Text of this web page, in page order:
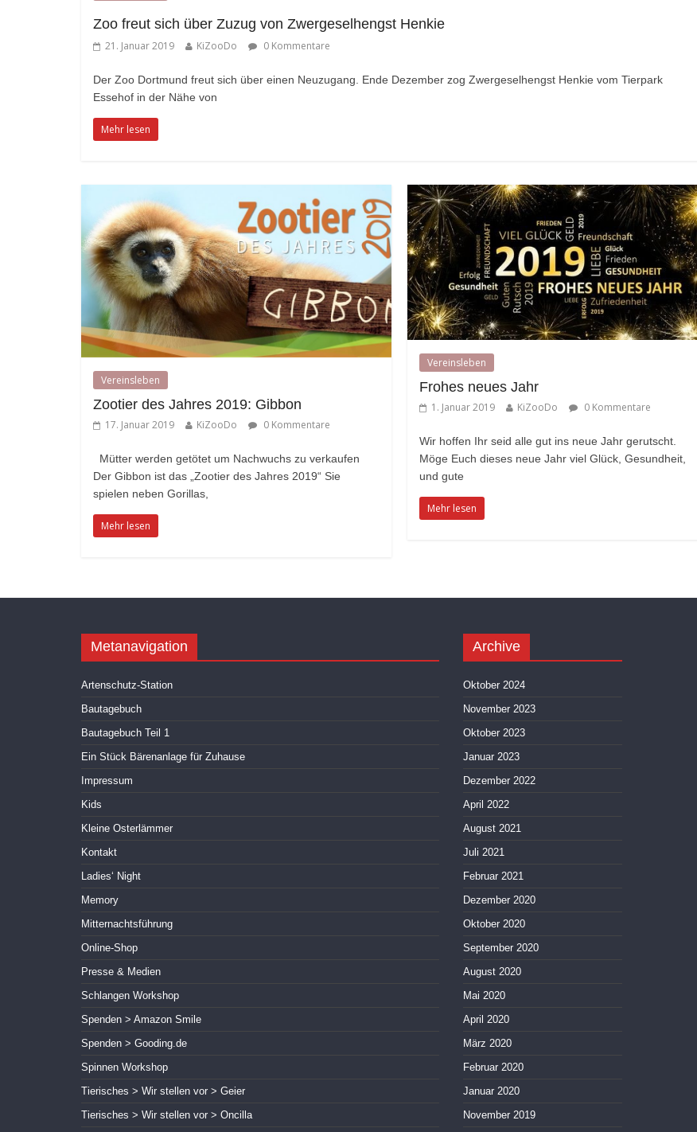
Zoo freut sich über Zuzug von Zwergeselhengst Henkie
21. Januar 2019 KiZooDo 0 Kommentare
Der Zoo Dortmund freut sich über einen Neuzugang. Ende Dezember zog Zwergeselhengst Henkie vom Tierpark
Essehof in der Nähe von
Mehr lesen
Vereinsleben
Zootier des Jahres 2019: Gibbon
17. Januar 2019 KiZooDo 0 Kommentare
Mütter werden getötet um Nachwuchs zu verkaufen
Der Gibbon ist das „Zootier des Jahres 2019“ Sie
spielen neben Gorillas,
Mehr lesen
Vereinsleben
Frohes neues Jahr
1. Januar 2019 KiZooDo 0 Kommentare
Wir hoffen Ihr seid alle gut ins neue Jahr gerutscht.
Möge Euch dieses neue Jahr viel Glück, Gesundheit,
und gute
Mehr lesen
Metanavigation
Artenschutz-Station
Bautagebuch
Bautagebuch Teil 1
Ein Stück Bärenanlage für Zuhause
Impressum
Kids
Kleine Osterlämmer
Kontakt
Ladies‘ Night
Memory
Mitternachtsführung
Online-Shop
Presse & Medien
Schlangen Workshop
Spenden > Amazon Smile
Spenden > Gooding.de
Spinnen Workshop
Tierisches > Wir stellen vor > Geier
Tierisches > Wir stellen vor > Oncilla
Archive
Oktober 2024
November 2023
Oktober 2023
Januar 2023
Dezember 2022
April 2022
August 2021
Juli 2021
Februar 2021
Dezember 2020
Oktober 2020
September 2020
August 2020
Mai 2020
April 2020
März 2020
Februar 2020
Januar 2020
November 2019